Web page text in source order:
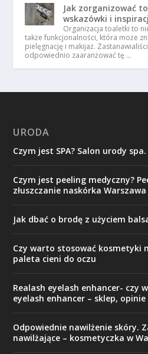
Jak zorganizować
wskazówki i
Organizacja toaletki to
także funkcjonalności, która może
pielęgnację i makijaż.
odpowiednio zaaranżować tę …
URODA
Czym jest SPA? Salon urody
Czym jest peeling medyczny?
złuszczanie naskórka
Jak dbać o brodę z użyciem
Czy warto stosować kosmetyki
paleta cieni do oczu
Realash eyelash enhancer- czy
eyelash enhancer – sklep, opinie
Odpowiednie nawilżenie skóry.
nawilżające – kosmetyczka w